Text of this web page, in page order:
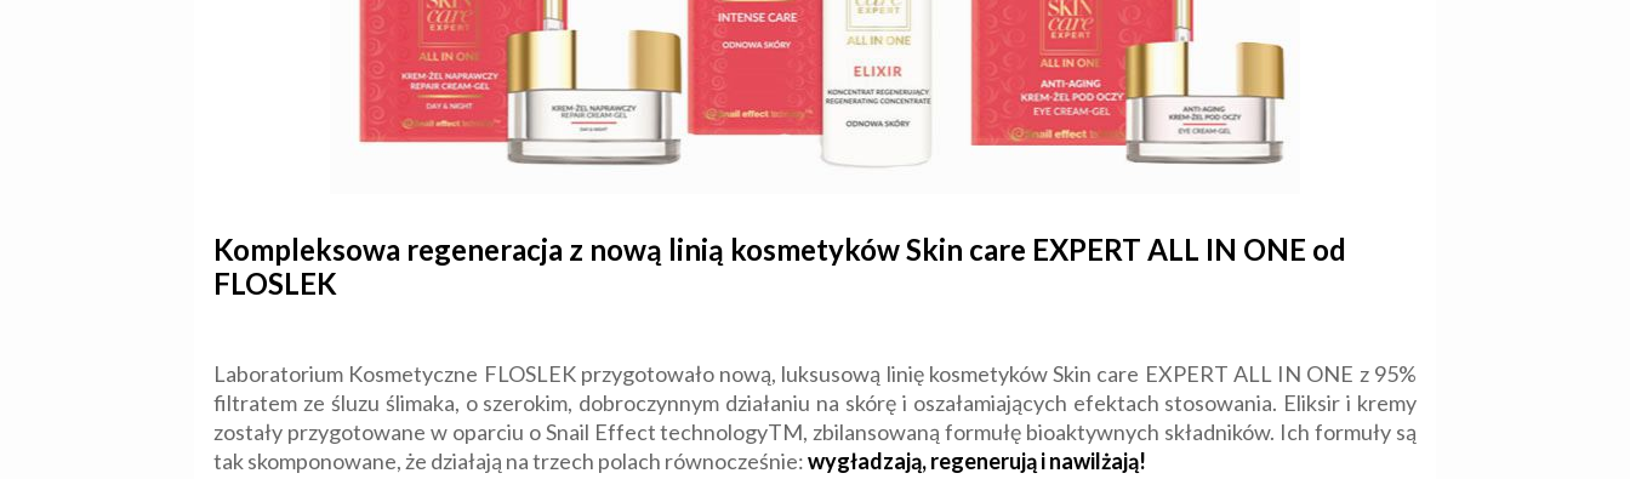
Kompleksowa regeneracja z nową linią kosmetyków Skin care EXPERT ALL IN ONE od
FLOSLEK
Laboratorium Kosmetyczne FLOSLEK przygotowało nową, luksusową linię kosmetyków Skin care EXPERT ALL IN ONE z 95%
filtratem ze śluzu ślimaka, o szerokim, dobroczynnym działaniu na skórę i oszałamiających efektach stosowania. Eliksir i kremy
zostały przygotowane w oparciu o Snail Effect technologyTM, zbilansowaną formułę bioaktywnych składników. Ich formuły są
tak skomponowane, że działają na trzech polach równocześnie:wygładzają, regenerują i nawilżają!